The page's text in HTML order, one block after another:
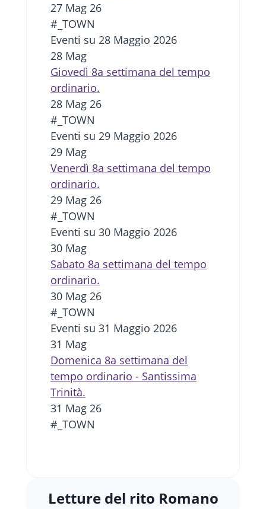
27 Mag 26
#_TOWN
Eventi su 28 Maggio 2026
28 Mag
Giovedì 8a settimana del tempo
ordinario.
28 Mag 26
#_TOWN
Eventi su 29 Maggio 2026
29 Mag
Venerdì 8a settimana del tempo
ordinario.
29 Mag 26
#_TOWN
Eventi su 30 Maggio 2026
30 Mag
Sabato 8a settimana del tempo
ordinario.
30 Mag 26
#_TOWN
Eventi su 31 Maggio 2026
31 Mag
Domenica 8a settimana del
tempo ordinario - Santissima
Trinità.
31 Mag 26
#_TOWN
Letture del rito Romano